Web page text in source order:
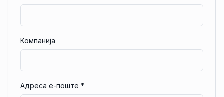
Компанија
Адреса е-поште *